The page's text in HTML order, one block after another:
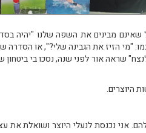
מבינים את השפה שלנו "יהיה
"מי הזיז את הגבינה שלי?", או הסדרה
אצל רוב המנכ"לים: "לנצח נבנו", "גלגל התנופה", "פי 10 מצוינות לנצח" שראה אור לפני שנה,
היוצרים.
אני נכנסת לנעלי היוצר ושואלת את